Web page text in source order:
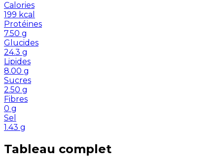
Calories
199 kcal
Protéines
7.50 g
Glucides
24.3 g
Lipides
8.00 g
Sucres
2.50 g
Fibres
0 g
Sel
1.43 g
Tableau complet